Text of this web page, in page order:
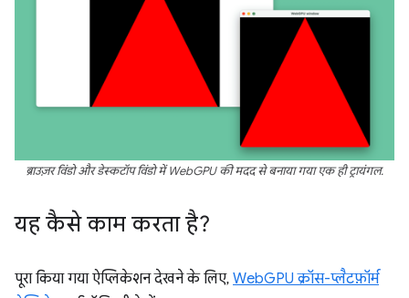
ब्राउज़र विंडो और डेस्कटॉप विंडो में WebGPU की मदद से बनाया गया एक ही ट्रायंगल.
यह कैसे काम करता है?
पूरा किया गया ऐप्लिकेशन देखने के लिए, WebGPU क्रॉस-प्लैटफ़ॉर्म